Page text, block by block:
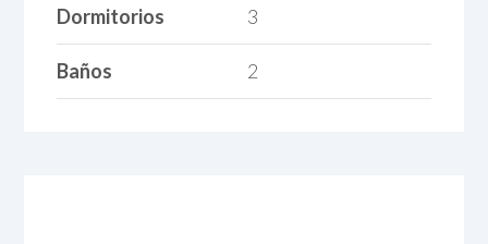
Dormitorios 3
Baños 2